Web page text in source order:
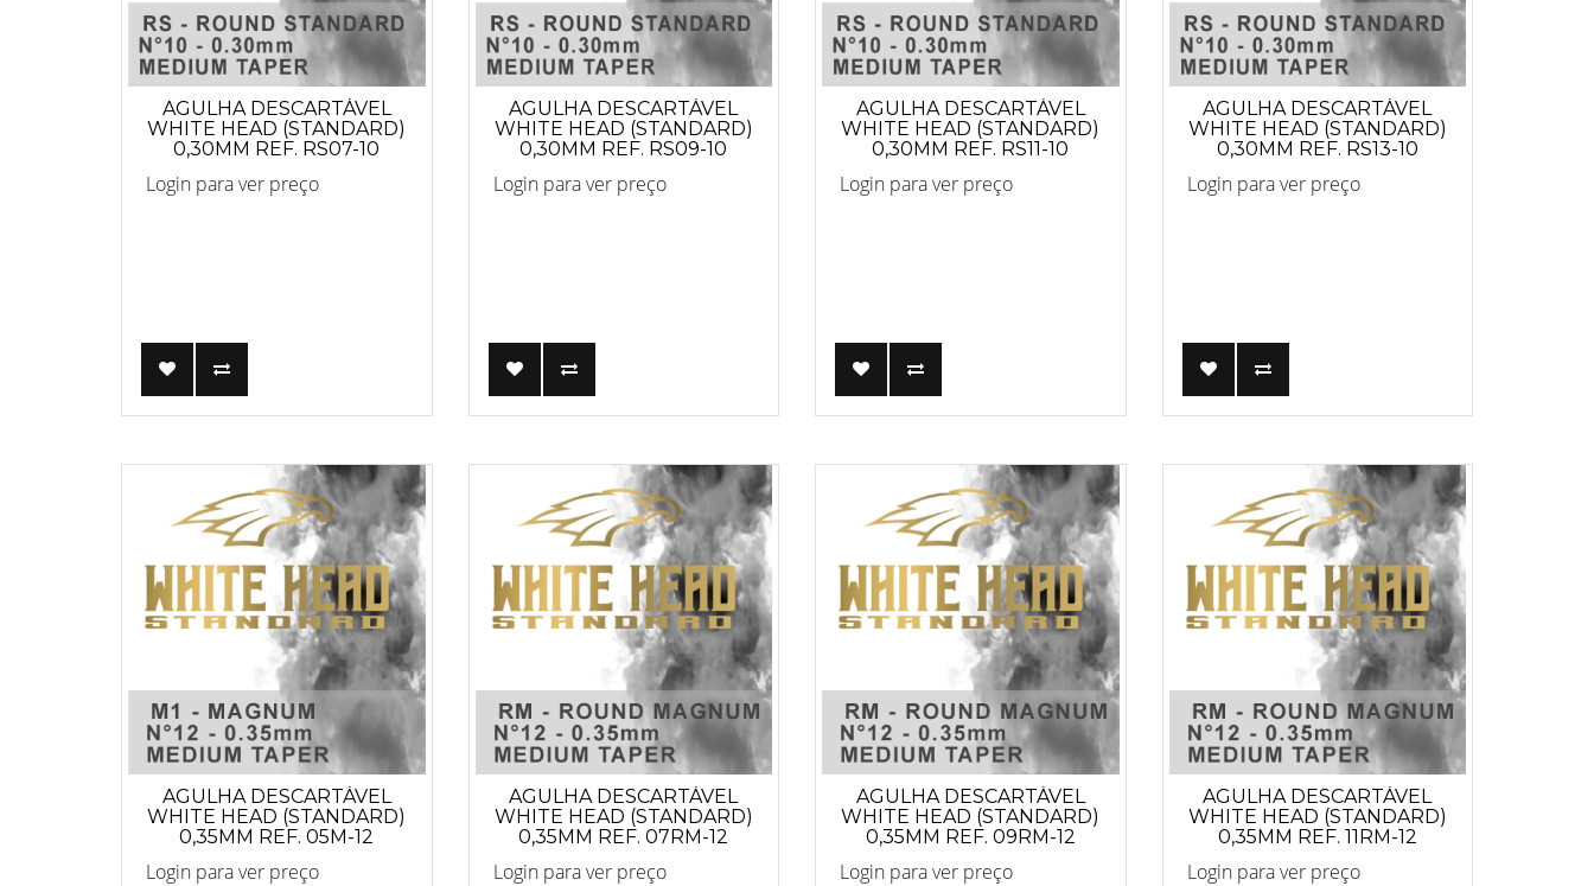
AGULHA DESCARTÁVEL
WHITE HEAD (STANDARD)
0,30MM REF. RS07-10
Login para ver preço
AGULHA DESCARTÁVEL
WHITE HEAD (STANDARD)
0,30MM REF. RS09-10
Login para ver preço
AGULHA DESCARTÁVEL
WHITE HEAD (STANDARD)
0,30MM REF. RS11-10
Login para ver preço
AGULHA DESCARTÁVEL
WHITE HEAD (STANDARD)
0,30MM REF. RS13-10
Login para ver preço
AGULHA DESCARTÁVEL
WHITE HEAD (STANDARD)
0,35MM REF. 05M-12
Login para ver preço
AGULHA DESCARTÁVEL
WHITE HEAD (STANDARD)
0,35MM REF. 07RM-12
Login para ver preço
AGULHA DESCARTÁVEL
WHITE HEAD (STANDARD)
0,35MM REF. 09RM-12
Login para ver preço
AGULHA DESCARTÁVEL
WHITE HEAD (STANDARD)
0,35MM REF. 11RM-12
Login para ver preço